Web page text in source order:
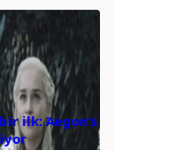
ilk: Aegon’s